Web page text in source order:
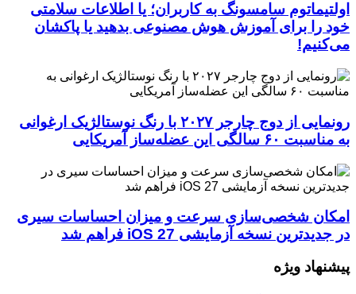
اولتیماتوم سامسونگ به کاربران؛ یا اطلاعات سلامتی
خود را برای آموزش هوش مصنوعی بدهید یا پاکشان
می‌کنیم!
رونمایی از دوج چارجر ۲۰۲۷ با رنگ نوستالژیک ارغوانی
به مناسبت ۶۰ سالگی این عضله‌ساز آمریکایی
امکان شخصی‌سازی سرعت و میزان احساسات سیری
در جدیدترین نسخه آزمایشی iOS 27 فراهم شد
پیشنهاد ویژه